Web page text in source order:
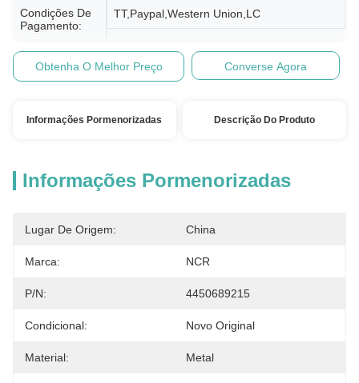
Condições De
Pagamento:
TT,Paypal,Western Union,LC
Obtenha O Melhor Preço Converse Agora
Informações Pormenorizadas Descrição Do Produto
Informações Pormenorizadas
Lugar De Origem: China
Marca: NCR
P/N: 4450689215
Condicional: Novo Original
Material: Metal